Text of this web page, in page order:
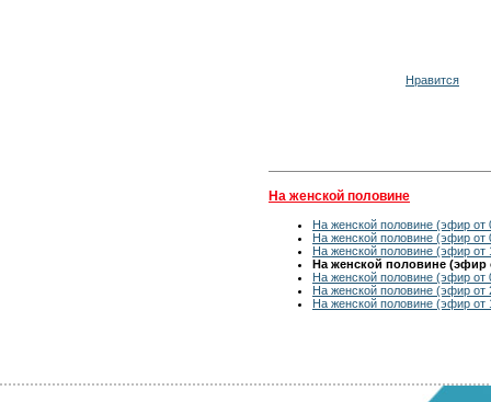
Нравится
На женской половине
На женской половине (эфир от
На женской половине (эфир от
На женской половине (эфир от
На женской половине (эфир
На женской половине (эфир от
На женской половине (эфир от
На женской половине (эфир от